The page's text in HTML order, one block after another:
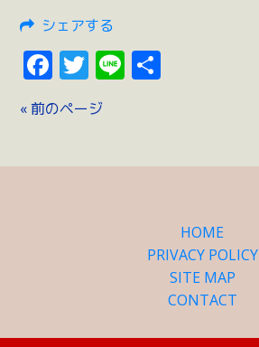
シェアする
Facebook
Twitter
Line
« 前のページ
HOME
PRIVACY POLICY
SITE MAP
CONTACT